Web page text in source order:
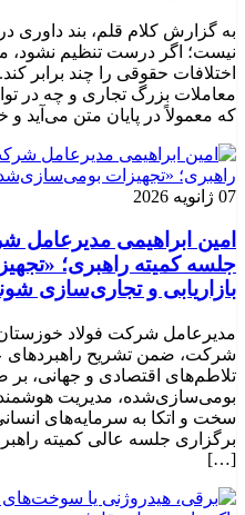
به گزارش کلام قلم، بند داوری
نیست؛ اگر درست تنظیم نشود،
اختلافات حقوقی را چند برابر
معاملات بزرگ تجاری و چه در
که معمولاً در پایان متن می‌آید
07 ژانویه 2026
امین ابراهیمی مدیرعامل
جلسه کمیته راهبری؛
بازاریابی و تجاری‌سازی
مدیرعامل شرکت فولاد
شرکت، ضمن تشریح راهبردهای
تلاطم‌های اقتصادی و جهانی،
بومی‌سازی‌شده، مدیریت
سخت و اتکا به سرمایه‌های
برگزاری جلسه عالی کمیته
[…]